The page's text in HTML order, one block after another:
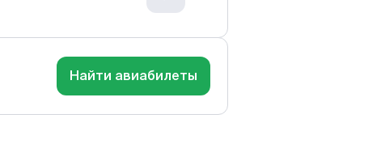
Найти авиабилеты